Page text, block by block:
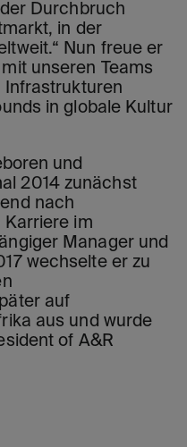
Durchbruch
in der
Nun freue er
unseren Teams
Infrastrukturen
in globale Kultur
und
2014 zunächst
nach
Karriere im
Manager und
wechselte er zu
auf
aus und wurde
of A&R